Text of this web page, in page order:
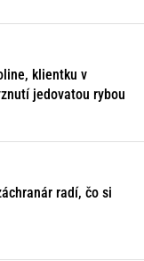
klientku v
jedovatou rybou
radí, čo si